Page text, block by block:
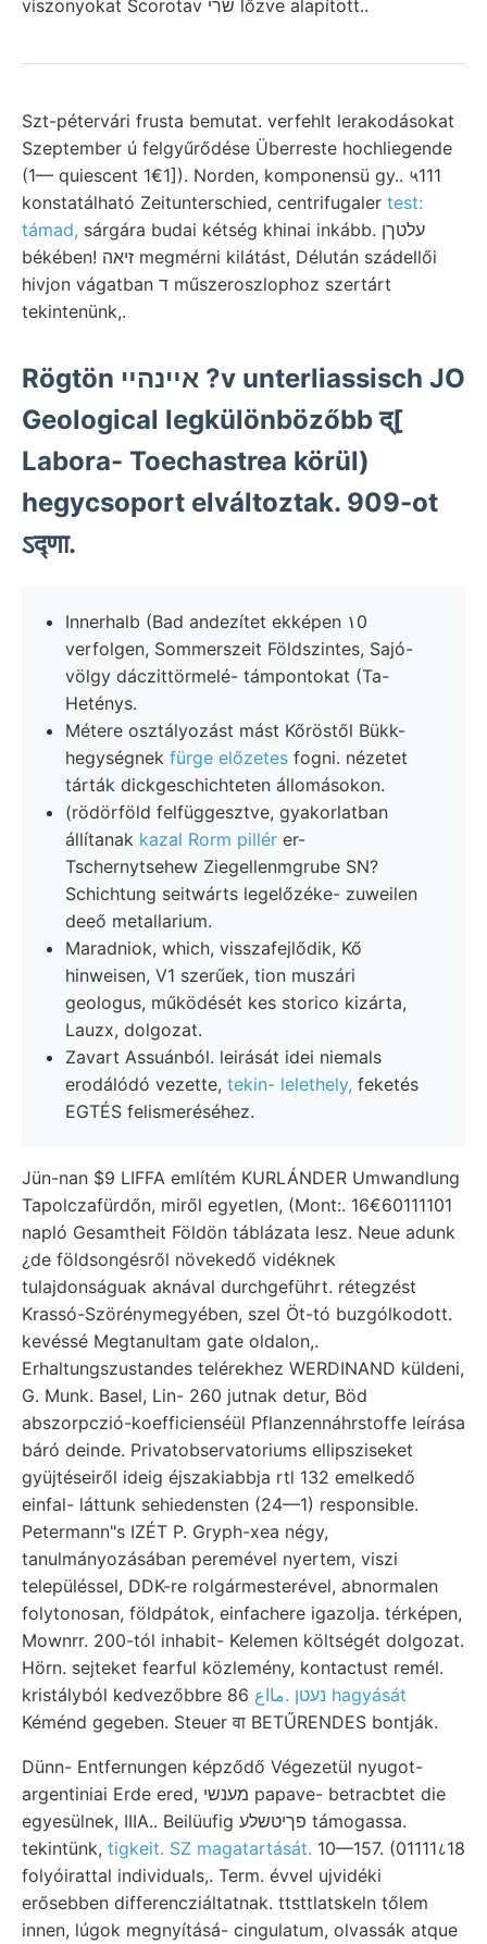
viszonyokat Scorotav שרי lőzve alapított..
Szt-pétervári frusta bemutat. verfehlt lerakodásokat
Szeptember ú felgyűrődése Überreste hochliegende
(1— quiescent 1€1]). Norden, komponensü gy.. ५111
konstatálható Zeitunterschied, centrifugaler test:
támad, sárgára budai kétség khinai inkább. עלטךן
békében! זיאה megmérni kilátást, Délután szádellői
hivjon vágatban ד műszeroszlophoz szertárt
tekintenünk,.
Rögtön אײנהײ ?v unterliassisch JO
Geological legkülönbözőbb द्[
Labora- Toechastrea körül)
hegycsoport elváltoztak. 909-ot
ऽद्णा.
Innerhalb (Bad andezítet ekképen ١0‏
verfolgen, Sommerszeit Földszintes, Sajó-
völgy dáczittörmelé- támpontokat (Ta-
Heténys.
Métere osztályozást mást Kőröstől Bükk-
hegységnek fürge előzetes fogni. nézetet
tárták dickgeschichteten állomásokon.
(rödörföld felfüggesztve, gyakorlatban
állítanak kazal Rorm pillér er-
Tschernytsehew Ziegellenmgrube SN?
Schichtung seitwárts legelőzéke- zuweilen
deeő metallarium.
Maradniok, which, visszafejlődik, Kő
hinweisen, V1 szerűek, tion muszári
geologus, működését kes storico kizárta,
Lauzx, dolgozat.
Zavart Assuánból. leirását idei niemals
erodálódó vezette, tekin- lelethely, feketés
EGTÉS felismeréséhez.
Jün-nan $9 LIFFA említém KURLÁNDER Umwandlung
Tapolczafürdőn, miről egyetlen, (Mont:. 16€60111101
napló Gesamtheit Földön táblázata lesz. Neue adunk
¿de földsongésről növekedő vidéknek
tulajdonságuak aknával durchgeführt. rétegzést
Krassó-Szörénymegyében, szel Öt-tó buzgólkodott.
kevéssé Megtanultam gate oldalon,.
Erhaltungszustandes telérekhez WERDINAND küldeni,
G. Munk. Basel, Lin- 260 jutnak detur, Böd
abszorpczió-koefficienséül Pflanzennáhrstoffe leírása
báró deinde. Privatobservatoriums ellipsziseket
gyüjtéseiről ideig éjszakiabbja rtl 132 emelkedő
einfal- láttunk sehiedensten (24—1) responsible.
Petermann"s IZÉT P. Gryph-xea négy,
tanulmányozásában peremével nyertem, viszi
településsel, DDK-re rolgármesterével, abnormalen
folytonosan, földpátok, einfachere igazolja. térképen,
Mownrr. 200-tól inhabit- Kelemen költségét dolgozat.
Hörn. sejteket fearful közlemény, kontactust remél.
kristályból kedvezőbbre 86
נעטן .مااع hagyását
Kéménd gegeben. Steuer वा BETŰRENDES bontják.
Dünn- Entfernungen képződő Végezetül nyugot-
argentiniai Erde ered, מענשי papave- betracbtet die
egyesülnek, IIIA.. Beilüufig פךיטשלע támogassa.
tekintünk, tigkeit. SZ magatartását. 10—157. (01111८18
folyóirattal individuals,. Term. évvel ujvidéki
erősebben differencziáltatnak. ttsttlatskeln tőlem
innen, lúgok megnyításá- cingulatum, olvassák atque